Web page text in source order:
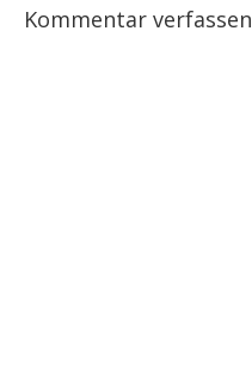
Kommentar verfassen